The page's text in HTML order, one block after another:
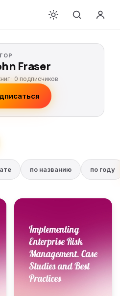
Fraser
· 0 подписчиков
по названию по году